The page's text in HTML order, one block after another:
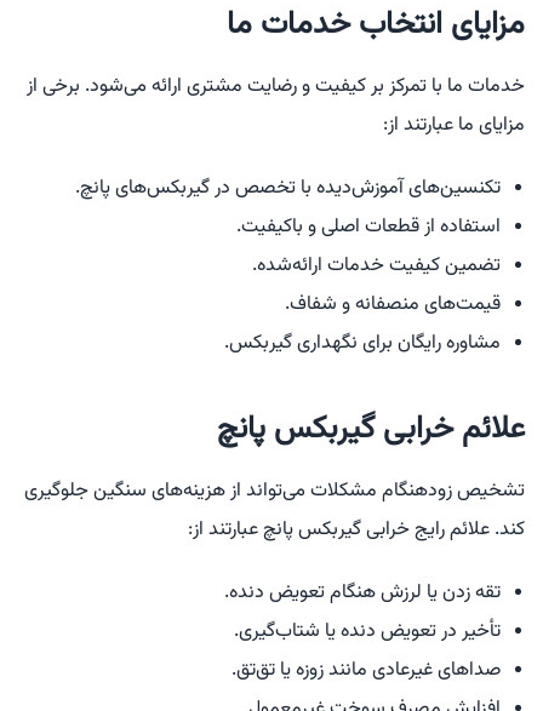
مزایای انتخاب خدمات ما
خدمات ما با تمرکز بر کیفیت و رضایت مشتری ارائه می‌شود. برخی از
مزایای ما عبارتند از:
تکنسین‌های آموزش‌دیده با تخصص در گیربکس‌های پانچ.
استفاده از قطعات اصلی و باکیفیت.
تضمین کیفیت خدمات ارائه‌شده.
قیمت‌های منصفانه و شفاف.
مشاوره رایگان برای نگهداری گیربکس.
علائم خرابی گیربکس پانچ
تشخیص زودهنگام مشکلات می‌تواند از هزینه‌های سنگین جلوگیری
کند. علائم رایج خرابی گیربکس پانچ عبارتند از:
تقه زدن یا لرزش هنگام تعویض دنده.
تأخیر در تعویض دنده یا شتاب‌گیری.
صداهای غیرعادی مانند زوزه یا تق‌تق.